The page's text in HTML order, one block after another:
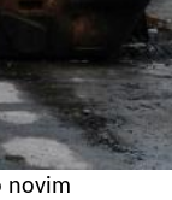
novim